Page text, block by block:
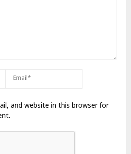
and website in this browser for